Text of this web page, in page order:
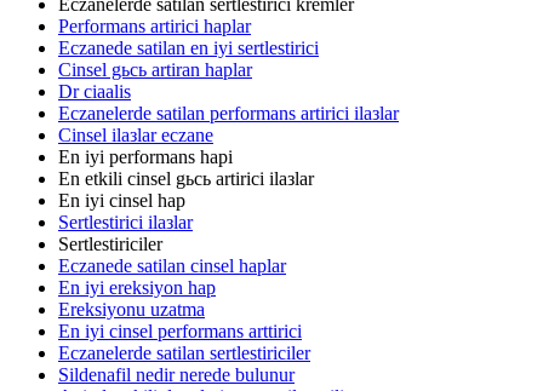
Eczanelerde satilan sertlestirici kremler
Performans artirici haplar
Eczanede satilan en iyi sertlestirici
Cinsel gьcь artiran haplar
Dr ciaalis
Eczanelerde satilan performans artirici ilaзlar
Cinsel ilaзlar eczane
En iyi performans hapi
En etkili cinsel gьcь artirici ilaзlar
En iyi cinsel hap
Sertlestirici ilaзlar
Sertlestiriciler
Eczanede satilan cinsel haplar
En iyi ereksiyon hap
Ereksiyonu uzatma
En iyi cinsel performans arttirici
Eczanelerde satilan sertlestiriciler
Sildenafil nedir nerede bulunur